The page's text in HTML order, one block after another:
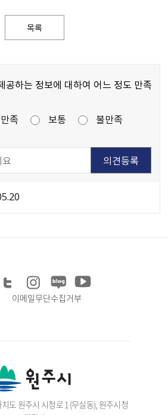
목록
공하는 정보에 대하여 어느 정도 만족
만족 보통
불만족
이메일무단수집거부
도 원주시 시청로 1 (무실동), 원주시청